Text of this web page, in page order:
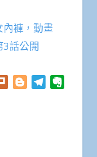
內褲，動畫
3話公開
Plurk BloggerTelegram